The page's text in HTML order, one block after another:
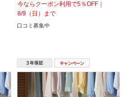
今ならクーポン利用で5％OFF｜
8/9（日）まで
口コミ募集中